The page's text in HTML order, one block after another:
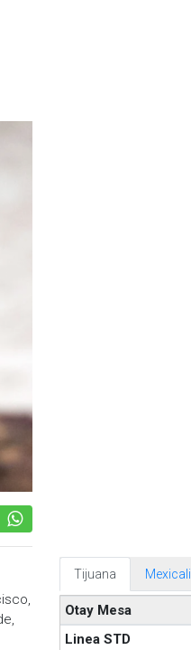
Tijuana Mexicali
Otay Mesa
Linea STD